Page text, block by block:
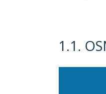
1.1.